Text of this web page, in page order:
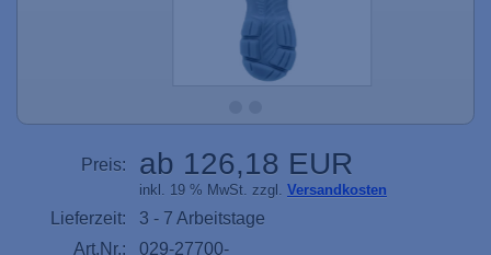
Preis: ab 126,18 EUR
inkl. 19 % MwSt. zzgl. Versandkosten
Lieferzeit:
3 - 7 Arbeitstage
Art.Nr.:
029-27700-